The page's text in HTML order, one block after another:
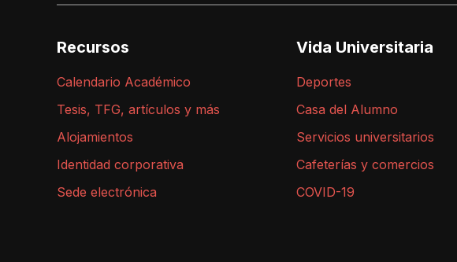
Recursos
Calendario Académico
Tesis, TFG, artículos y más
Alojamientos
Identidad corporativa
Sede electrónica
Vida Universitaria
Deportes
Casa del Alumno
Servicios universitarios
Cafeterías y comercios
COVID-19